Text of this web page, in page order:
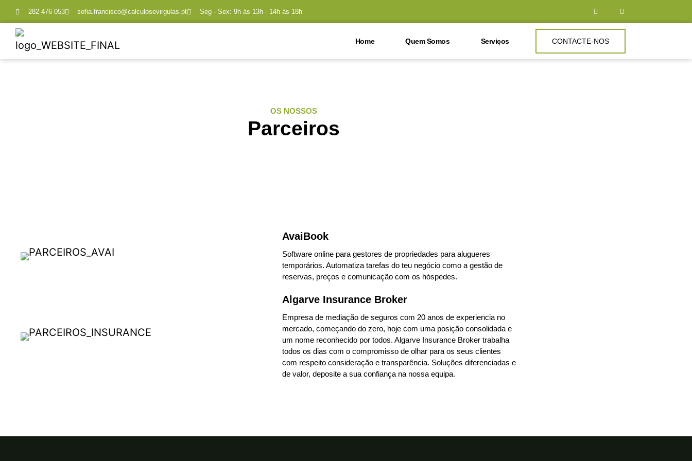
282 476 053 sofia.francisco@calculosevirgulas.pt Seg - Sex: 9h às 13h - 14h às 18h
Home Quem Somos Serviços CONTACTE-NOS
OS NOSSOS
Parceiros
AvaiBook
Software online para gestores de propriedades para alugueres
temporários. Automatiza tarefas do teu negócio como a gestão de
reservas, preços e comunicação com os hóspedes.
Algarve Insurance Broker
Empresa de mediação de seguros com 20 anos de experiencia no
mercado, começando do zero, hoje com uma posição consolidada e
um nome reconhecido por todos. Algarve Insurance Broker trabalha
todos os dias com o compromisso de olhar para os seus clientes
com respeito consideração e transparência. Soluções diferenciadas e
de valor, deposite a sua confiança na nossa equipa.